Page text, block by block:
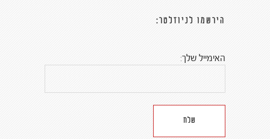
הירשמו לניוזלטר:
האימייל שלך: